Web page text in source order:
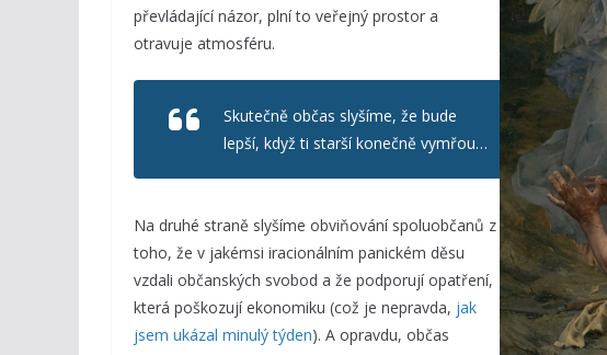
převládající názor, plní to veřejný prostor a
otravuje atmosféru.
Skutečně občas slyšíme, že bude
lepší, když ti starší konečně vymřou…
Na druhé straně slyšíme obviňování spoluobčanů z
toho, že v jakémsi iracionálním panickém děsu
vzdali občanských svobod a že podporují opatření,
která poškozují ekonomiku (což je nepravda, jak
jsem ukázal minulý týden). A opravdu, občas